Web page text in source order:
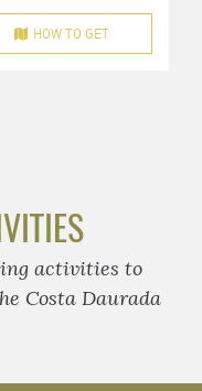
HOW TO GET
activities to
Costa Daurada